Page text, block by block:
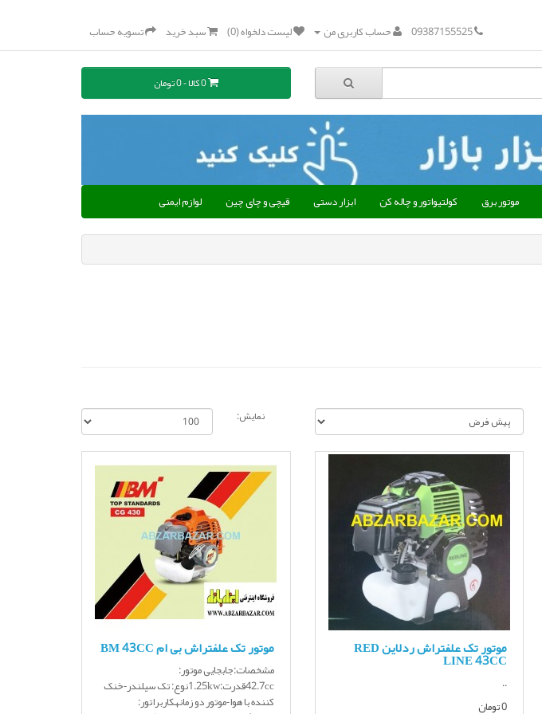
09387155525 حساب کاربری من لیست دلخواه (0) سبد خرید تسویه حساب
0 کالا - 0 تومان
موتور برق کولتیواتور و چاله کن ابزار دستی قیچی و چای چین لوازم ایمنی
نمایش:
موتور تک علفتراش ردلاین RED
LINE 43CC
..
0 تومان
موتور تک علفتراش بی ام BM 43CC
مشخصات:جابجایی موتور:
42.7ccقدرت:1.25kwنوع: تک سیلندر-خنک
کننده با هوا-موتور دو زمانهکاربراتور: